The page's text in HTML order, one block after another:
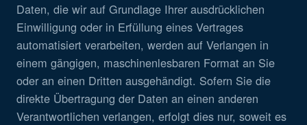
Daten, die wir auf Grundlage Ihrer ausdrücklichen
Einwilligung oder in Erfüllung eines Vertrages
automatisiert verarbeiten, werden auf Verlangen in
einem gängigen, maschinenlesbaren Format an Sie
oder an einen Dritten ausgehändigt. Sofern Sie die
direkte Übertragung der Daten an einen anderen
Verantwortlichen verlangen, erfolgt dies nur, soweit es